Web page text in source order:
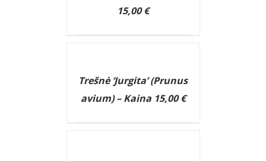
15,00 €
Trešnė ‘Jurgita’ (Prunus
avium) – Kaina 15,00 €